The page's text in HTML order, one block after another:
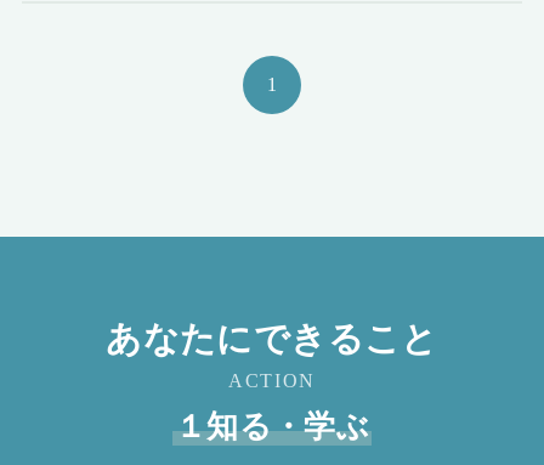
1
あなたにできること
ACTION
１知る・学ぶ